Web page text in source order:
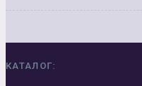
КАТАЛОГ: